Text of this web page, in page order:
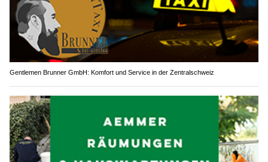
Gentlemen Brunner GmbH: Komfort und Service in der Zentralschweiz